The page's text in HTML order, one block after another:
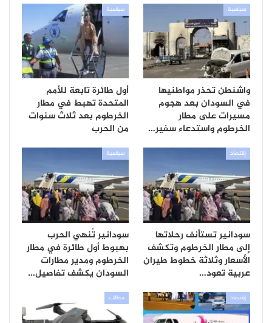
سياسية
واشنطن تحذر مواطنيها
في السودان بعد هجوم
مسيرات على مطار
الخرطوم واستدعاء سفير…
سياسية
أول طائرة تابعة للأمم
المتحدة تهبط في مطار
الخرطوم بعد ثلاث سنوات
من الحرب
إقتصاد
سودانير تستأنف رحلاتها
إلى مطار الخرطوم وتكشف
الأسعار وثلاثة خطوط طيران
عربية تعود…
سياسية
سودانير تُنهي الحرب
بهبوط أول طائرة في مطار
الخرطوم ومدير مطارات
السودان يكشف تفاصيل…
إقتصاد مقالات